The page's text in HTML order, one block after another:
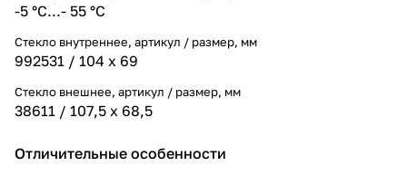
-5 °С...- 55 °С
Стекло внутреннее, артикул / размер, мм
992531 / 104 х 69
Стекло внешнее, артикул / размер, мм
38611 / 107,5 х 68,5
Отличительные особенности